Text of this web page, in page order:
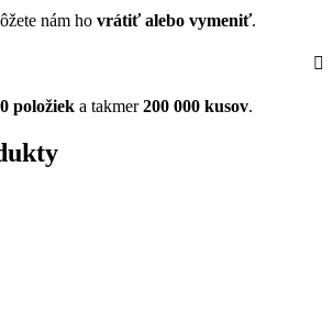
nám ho vrátiť alebo vymeniť.
položiek a takmer200 000 kusov.